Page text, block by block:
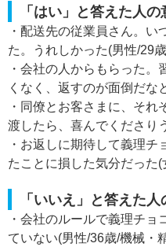
「はい」と答えた人の
・配送先の従業員さん。い
た。うれしかった(男性/29
・会社の人からもらった。
くなく、返すのが面倒だな
・同僚とお客さまに、そ
渡したら、喜んでくださり
・お返しに期待して義理チ
たことに損した気分だった
「いいえ」と答えた人
・会社のルールで義理チョ
ていない(男性/36歳/機械・